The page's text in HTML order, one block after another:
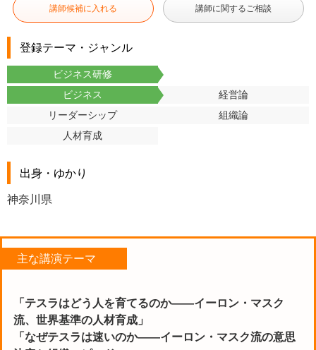
講師候補に入れる 講師に関するご相談
登録テーマ・ジャンル
ビジネス研修
ビジネス
経営論
リーダーシップ
組織論
人材育成
出身・ゆかり
神奈川県
主な講演テーマ
「テスラはどう人を育てるのか――イーロン・マスク
流、世界基準の人材育成」
「なぜテスラは速いのか――イーロン・マスク流の意思